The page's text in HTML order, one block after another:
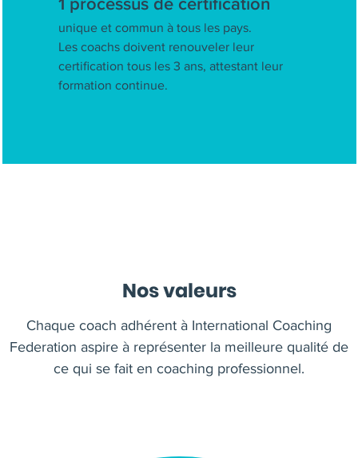
1 processus de certification
unique et commun à tous les pays.
Les coachs doivent renouveler leur
certification tous les 3 ans, attestant leur
formation continue.
Nos valeurs
Chaque coach adhérent à International Coaching
Federation aspire à représenter la meilleure qualité de
ce qui se fait en coaching professionnel.